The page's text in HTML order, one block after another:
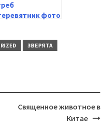
фото
ЗВЕРЯТА
Священное животное в
Китае